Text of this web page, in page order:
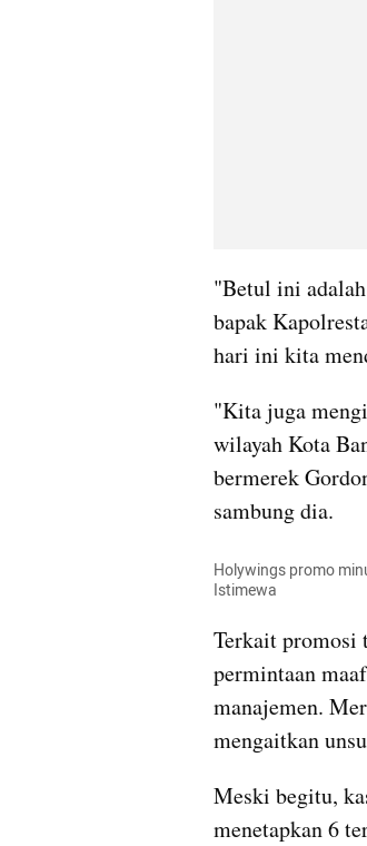
"Betul ini
bapak
hari ini kita
"Kita juga
wilayah Kota
bermerek
sambung dia.
Holywings promo
Istimewa
Terkait promosi
permintaan
manajemen.
mengaitkan
Meski begitu,
menetapkan 6